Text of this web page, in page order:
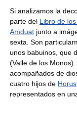
Si analizamos la
parte del Libro de
Amduat junto a
sexta. Son
unos babuinos, que
(Valle de los
acompañados de
cuatro hijos de Horus
representados en